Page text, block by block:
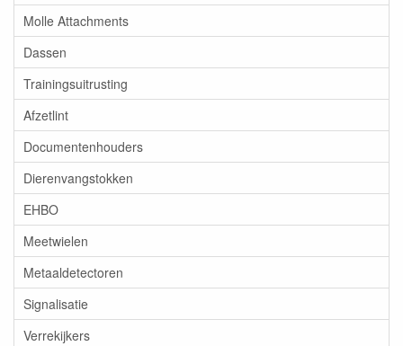
Molle Attachments
Dassen
Trainingsuitrusting
Afzetlint
Documentenhouders
Dierenvangstokken
EHBO
Meetwielen
Metaaldetectoren
Signalisatie
Verrekijkers